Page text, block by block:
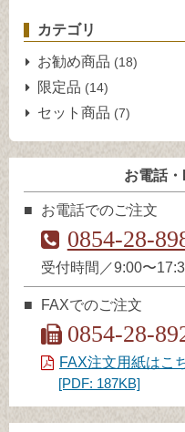
カテゴリ
お勧め商品 (18)
限定品 (14)
セット商品 (7)
お電話
お電話でのご注文
0854-28-
受付時間／9:00〜
FAXでのご注文
0854-28-
FAX注文用紙はこ
[PDF: 187KB]